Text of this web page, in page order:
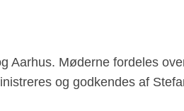
Møderne fordeles
og godkendes af